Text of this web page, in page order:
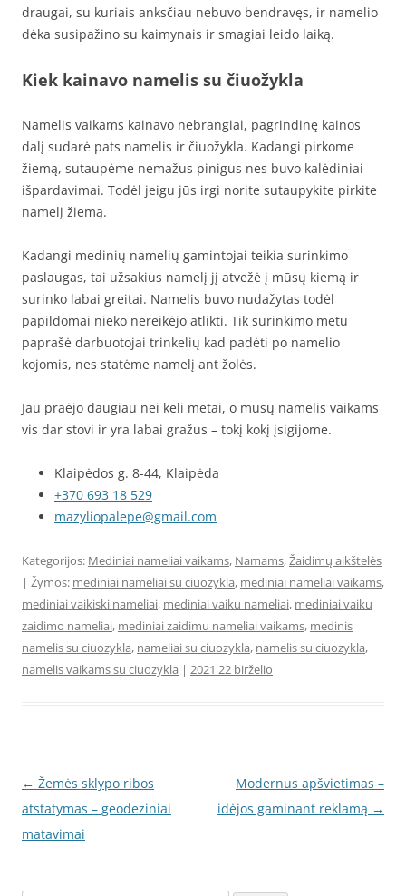
draugai, su kuriais anksčiau nebuvo bendravęs, ir namelio
dėka susipažino su kaimynais ir smagiai leido laiką.
Kiek kainavo namelis su čiuožykla
Namelis vaikams kainavo nebrangiai, pagrindinę kainos
dalį sudarė pats namelis ir čiuožykla. Kadangi pirkome
žiemą, sutaupėme nemažus pinigus nes buvo kalėdiniai
išpardavimai. Todėl jeigu jūs irgi norite sutaupykite pirkite
namelį žiemą.
Kadangi medinių namelių gamintojai teikia surinkimo
paslaugas, tai užsakius namelį jį atvežė į mūsų kiemą ir
surinko labai greitai. Namelis buvo nudažytas todėl
papildomai nieko nereikėjo atlikti. Tik surinkimo metu
paprašė darbuotojai trinkelių kad padėti po namelio
kojomis, nes statėme namelį ant žolės.
Jau praėjo daugiau nei keli metai, o mūsų namelis vaikams
vis dar stovi ir yra labai gražus – tokį kokį įsigijome.
Klaipėdos g. 8-44, Klaipėda
+370 693 18 529
mazyliopalepe@gmail.com
Kategorijos: Mediniai nameliai vaikams, Namams,Žaidimų aikštelės
| Žymos: mediniai nameliai su ciuozykla, mediniai nameliai vaikams,
mediniai vaikiski nameliai, mediniai vaiku nameliai, mediniai vaiku
zaidimo nameliai, mediniai zaidimu nameliai vaikams, medinis
namelis su ciuozykla, nameliai su ciuozykla, namelis su ciuozykla,
namelis vaikams su ciuozykla | 2021 22 birželio
Įrašo
navigacija
← Žemės sklypo ribos
atstatymas – geodeziniai
matavimai
Modernus apšvietimas –
idėjos gaminant reklamą →